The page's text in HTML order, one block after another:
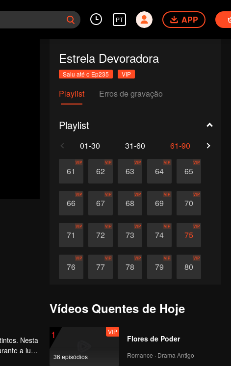
PT APP
Estrela Devoradora
Saiu até o Ep235 VIP
Playlist Erros de gravação
Playlist
01-30 31-60 61-90
61
VIP
62
VIP
63
VIP
64
VIP
65
VIP
66
VIP
67
VIP
68
VIP
69
VIP
70
VIP
71
VIP
72
VIP
73
VIP
74
VIP
75
VIP
76
VIP
77
VIP
78
VIP
79
VIP
80
VIP
Nesta
a luta
saiu da
Vídeos Quentes de Hoje
1
36 episódios
VIP
Flores de Poder
Romance · Drama Antigo